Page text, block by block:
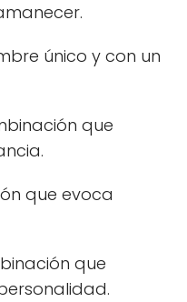
único y con un
que
que evoca
que